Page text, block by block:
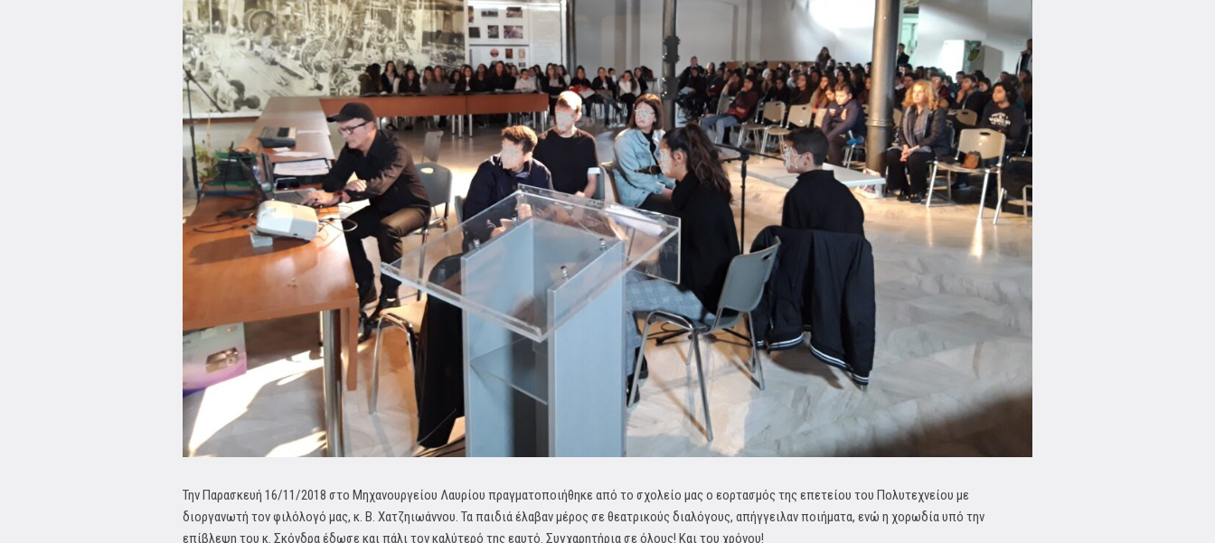
Την Παρασκευή 16/11/2018 στο Μηχανουργείου Λαυρίου πραγματοποιήθηκε από το σχολείο μας ο εορτασμός της επετείου του Πολυτεχνείου με
διοργανωτή τον φιλόλογό μας, κ. Β. Χατζηιωάννου. Τα παιδιά έλαβαν μέρος σε θεατρικούς διαλόγους, απήγγειλαν ποιήματα, ενώ η χορωδία υπό την
επίβλεψη του κ. Σκόνδρα έδωσε και πάλι τον καλύτερό της εαυτό. Συγχαρητήρια σε όλους! Και του χρόνου!